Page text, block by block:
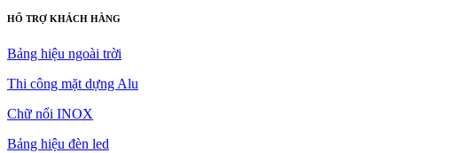
HỔ TRỢ KHÁCH HÀNG
Bảng hiệu ngoài trời
Thi công mặt dựng Alu
Chữ nổi INOX
Bảng hiệu đèn led